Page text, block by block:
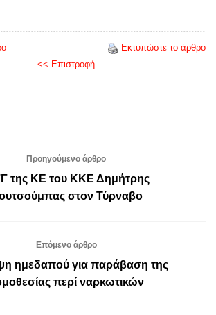
Εκτυπώστε το άρθρο
<< Επιστροφή
Προηγούμενο άρθρο
της ΚΕ του ΚΚΕ Δημήτρης
στον Τύρναβο
Επόμενο άρθρο
ημεδαπού για παράβαση της
περί ναρκωτικών